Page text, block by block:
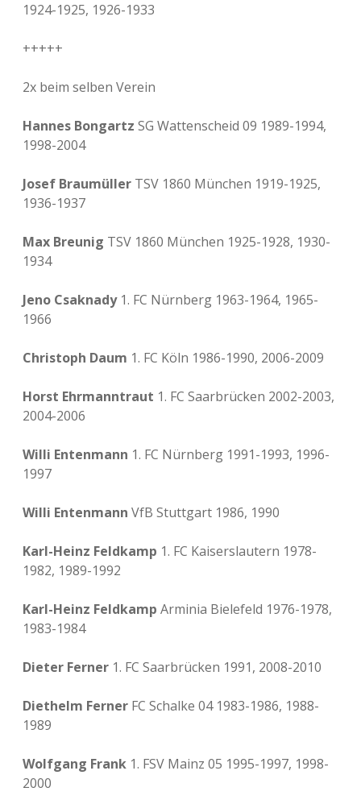
1924-1925, 1926-1933
+++++
2x beim selben Verein
Hannes Bongartz SG Wattenscheid 09 1989-1994,
1998-2004
Josef Braumüller TSV 1860 München 1919-1925,
1936-1937
Max Breunig TSV 1860 München 1925-1928, 1930-
1934
Jeno Csaknady1. FC Nürnberg 1963-1964, 1965-
1966
Christoph Daum 1. FC Köln 1986-1990, 2006-2009
Horst Ehrmanntraut 1. FC Saarbrücken 2002-2003,
2004-2006
Willi Entenmann 1. FC Nürnberg 1991-1993, 1996-
1997
Willi Entenmann VfB Stuttgart 1986, 1990
Karl-Heinz Feldkamp 1. FC Kaiserslautern 1978-
1982, 1989-1992
Karl-Heinz Feldkamp Arminia Bielefeld 1976-1978,
1983-1984
Dieter Ferner 1. FC Saarbrücken 1991, 2008-2010
Diethelm Ferner FC Schalke 04 1983-1986, 1988-
1989
Wolfgang Frank 1. FSV Mainz 05 1995-1997, 1998-
2000